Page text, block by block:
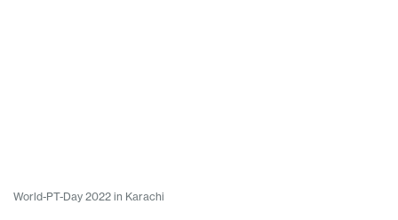
World-PT-Day 2022 in Karachi